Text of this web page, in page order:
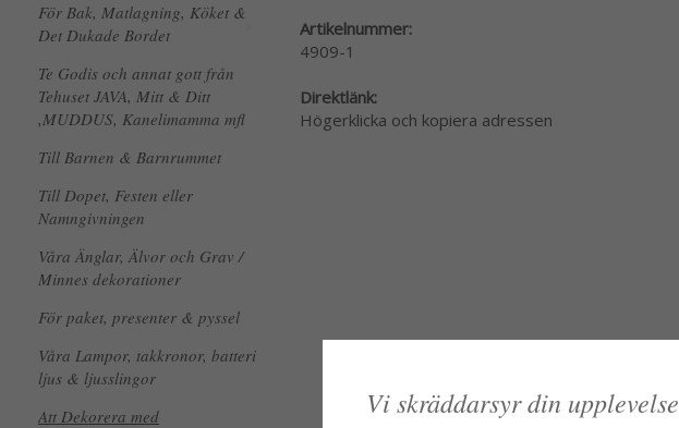
För Bak, Matlagning, Köket &
Det Dukade Bordet
Te Godis och annat gott från
Tehuset JAVA, Mitt & Ditt
,MUDDUS, Kanelimamma mfl
Till Barnen & Barnrummet
Till Dopet, Festen eller
Namngivningen
Våra Änglar, Älvor och Grav /
Minnes dekorationer
För paket, presenter & pyssel
Våra Lampor, takkronor, batteri
ljus & ljusslingor
Att Dekorera med
Artikelnummer:
4909-1
Direktlänk:
Högerklicka och kopiera adressen
Vi skräddarsyr din upplevelse